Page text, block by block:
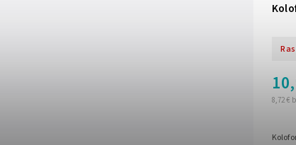
8,72 €